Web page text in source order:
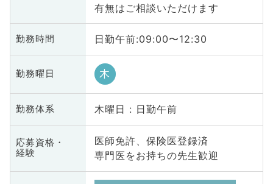
有無はご相談いただけます
勤務時間 日勤午前:09:00〜12:30
勤務曜日 木
勤務体系 木曜日 : 日勤午前
応募資格・
経験
医師免許、保険医登録済
専門医をお持ちの先生歓迎